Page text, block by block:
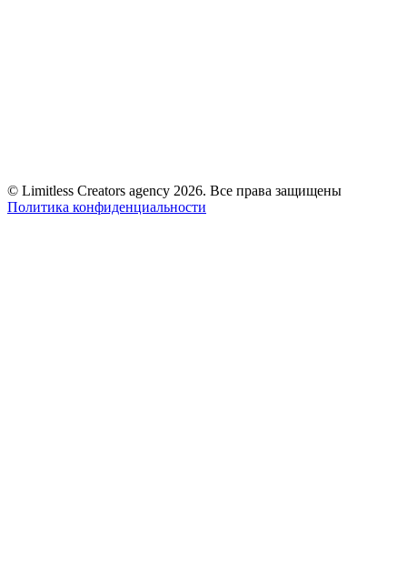
© Limitless Creators agency 2026. Все права защищены
Политика конфиденциальности